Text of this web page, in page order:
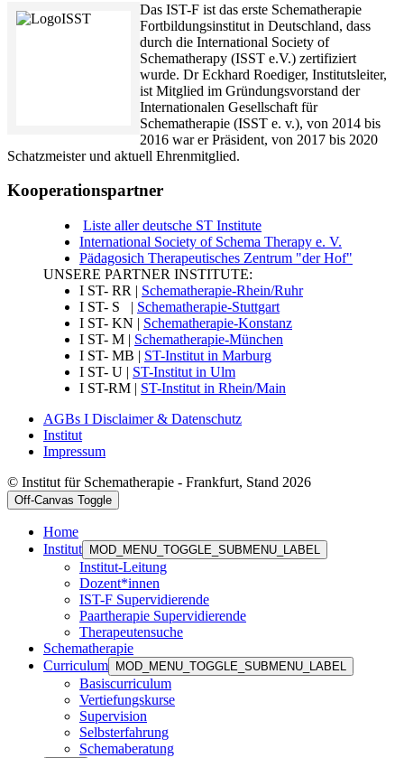
Das IST-F ist das erste Schematherapie
Fortbildungsinstitut in Deutschland, dass
durch die International Society of
Schematherapy (ISST e.V.) zertifiziert
wurde. Dr Eckhard Roediger, Institutsleiter,
ist Mitglied im Gründungsvorstand der
Internationalen Gesellschaft für
Schematherapie (ISST e. v.), von 2014 bis
2016 war er Präsident, von 2017 bis 2020
Schatzmeister und aktuell Ehrenmitglied.
Kooperationspartner
Liste aller deutsche ST Institute
International Society of Schema Therapy e. V.
Pädagosich Therapeutisches Zentrum "der Hof"
UNSERE PARTNER INSTITUTE:
I ST- RR | Schematherapie-Rhein/Ruhr
I ST- S | Schematherapie-Stuttgart
I ST- KN | Schematherapie-Konstanz
I ST- M | Schematherapie-München
I ST- MB | ST-Institut in Marburg
I ST- U | ST-Institut in Ulm
I ST-RM | ST-Institut in Rhein/Main
AGBs I Disclaimer & Datenschutz
Institut
Impressum
© Institut für Schematherapie - Frankfurt, Stand 2026
Off-Canvas Toggle
Home
Institut
MOD_MENU_TOGGLE_SUBMENU_LABEL
Institut-Leitung
Dozent*innen
IST-F Supervidierende
Paartherapie Supervidierende
Therapeutensuche
Schematherapie
Curriculum
MOD_MENU_TOGGLE_SUBMENU_LABEL
Basiscurriculum
Vertiefungskurse
Supervision
Selbsterfahrung
Schemaberatung